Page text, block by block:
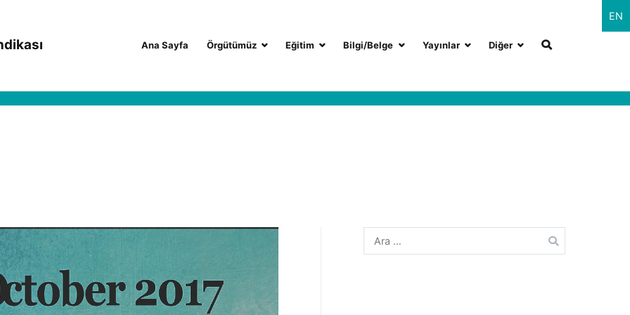
EN
Ana Sayfa Örgütümüz Eğitim Bilgi/Belge Yayınlar Diğer
Arama: